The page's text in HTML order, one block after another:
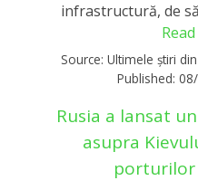
infrastructură, de
Source: Ultimele știri
Published:
Rusia a lansat
asupra
porturilor